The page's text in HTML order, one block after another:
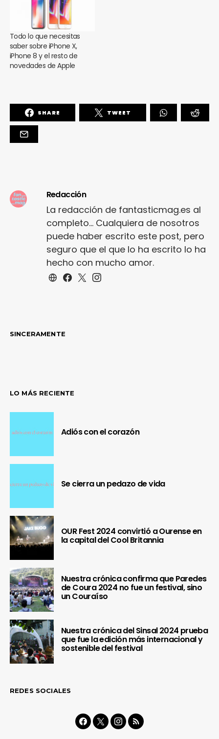
Todo lo que necesitas
saber sobre iPhone X,
iPhone 8 y el resto de
novedades de Apple
SHARE TWEET
Redacción
La redacción de fantasticmag.es al
completo... Cualquiera de nosotros
puede haber escrito este post, pero
seguro que el que lo ha escrito lo ha
hecho con mucho amor.
SINCERAMENTE
LO MÁS RECIENTE
Adiós con el corazón
Se cierra un pedazo de vida
OUR Fest 2024 convirtió a Ourense en
la capital del Cool Britannia
Nuestra crónica confirma que Paredes
de Coura 2024 no fue un festival, sino
un Couraíso
Nuestra crónica del Sinsal 2024 prueba
que fue la edición más internacional y
sostenible del festival
REDES SOCIALES